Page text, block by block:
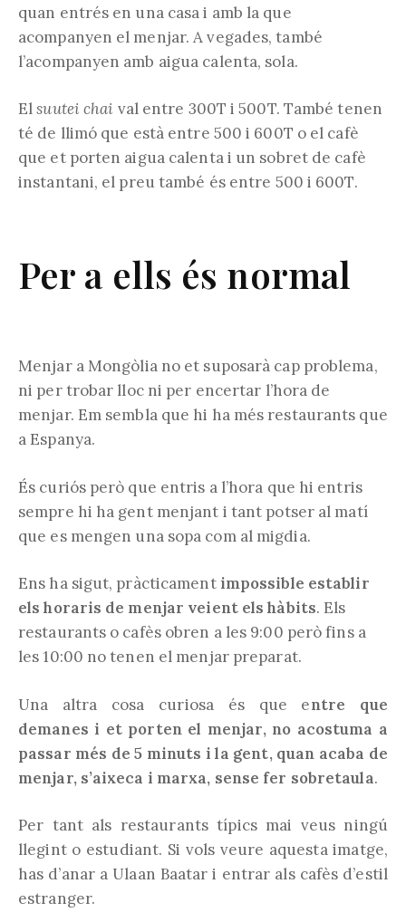
quan entrés en una casa i amb la que
acompanyen el menjar. A vegades, també
l’acompanyen amb aigua calenta, sola.
Elsuutei chai val entre 300T i 500T. També tenen
té de llimó que està entre 500 i 600T o el cafè
que et porten aigua calenta i un sobret de cafè
instantani, el preu també és entre 500 i 600T.
Per a ells és normal
Menjar a Mongòlia no et suposarà cap problema,
ni per trobar lloc ni per encertar l’hora de
menjar. Em sembla que hi ha més restaurants que
a Espanya.
És curiós però que entris a l’hora que hi entris
sempre hi ha gent menjant i tant potser al matí
que es mengen una sopa com al migdia.
Ens ha sigut, pràcticamentimpossible establir
els horaris de menjar veient els hàbits. Els
restaurants o cafès obren a les 9:00 però fins a
les 10:00 no tenen el menjar preparat.
Una altra cosa curiosa és que entre que
demanes i et porten el menjar, no acostuma a
passar més de 5 minuts i la gent, quan acaba de
menjar, s’aixeca i marxa, sense fer sobretaula.
Per tant als restaurants típics mai veus ningú
llegint o estudiant. Si vols veure aquesta imatge,
has d’anar a Ulaan Baatar i entrar als cafès d’estil
estranger.